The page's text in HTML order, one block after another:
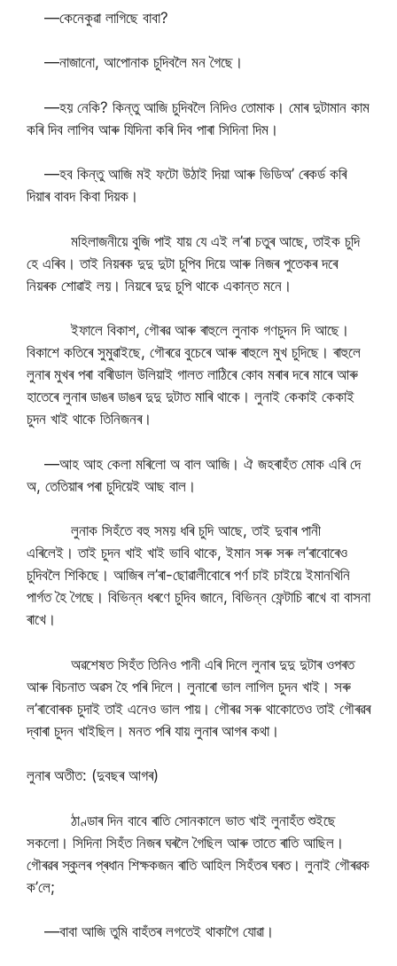
—কেনেকুৱা লাগিছে বাবা?
—নাজানো, আপোনাক চুদিবলৈ মন গৈছে।
—হয় নেকি? কিন্তু আজি চুদিবলৈ নিদিও তোমাক। মোৰ দুটামান কাম
কৰি দিব লাগিব আৰু যিদিনা কৰি দিব পাৰা সিদিনা দিম।
—হব কিন্তু আজি মই ফটো উঠাই দিয়া আৰু ভিডিঅ’ ৰেকৰ্ড কৰি
দিয়াৰ বাবদ কিবা দিয়ক।
মহিলাজনীয়ে বুজি পাই যায় যে এই ল’ৰা চতুৰ আছে, তাইক চুদি
হে এৰিব। তাই নিয়ৰক দুদু দুটা চুপিব দিয়ে আৰু নিজৰ পুতেকৰ দৰে
নিয়ৰক শোৱাই লয়। নিয়ৰে দুদু চুপি থাকে একান্ত মনে।
ইফালে বিকাশ, গৌৰৱ আৰু ৰাহুলে লুনাক গণচুদন দি আছে।
বিকাশে কতিৰে সুমুৱাইছে, গৌৰৱে বুচেৰে আৰু ৰাহুলে মুখ চুদিছে। ৰাহুলে
লুনাৰ মুখৰ পৰা বাৰীডাল উলিয়াই গালত লাঠিৰে কোব মৰাৰ দৰে মাৰে আৰু
হাতেৰে লুনাৰ ডাঙৰ ডাঙৰ দুদু দুটাত মাৰি থাকে। লুনাই কেকাই কেকাই
চুদন খাই থাকে তিনিজনৰ।
—আহ আহ কেলা মৰিলো অ বাল আজি। ঐ জহৰাহঁত মোক এৰি দে
অ, তেতিয়াৰ পৰা চুদিয়েই আছ বাল।
লুনাক সিহঁতে বহু সময় ধৰি চুদি আছে, তাই দুবাৰ পানী
এৰিলেই। তাই চুদন খাই খাই ভাবি থাকে, ইমান সৰু সৰু ল’ৰাবোৰেও
চুদিবলৈ শিকিছে। আজিৰ ল’ৰা-ছোৱালীবোৰে পৰ্ণ চাই চাইয়ে ইমানখিনি
পাৰ্গত হৈ গৈছে। বিভিন্ন ধৰণে চুদিব জানে, বিভিন্ন ফেন্টাচি ৰাখে বা বাসনা
ৰাখে।
অৱশেষত সিহঁত তিনিও পানী এৰি দিলে লুনাৰ দুদু দুটাৰ ওপৰত
আৰু বিচনাত অৱস হৈ পৰি দিলে। লুনাৰো ভাল লাগিল চুদন খাই। সৰু
ল’ৰাবোৰক চুদাই তাই এনেও ভাল পায়। গৌৰৱ সৰু থাকোতেও তাই গৌৰৱৰ
দ্বাৰা চুদন খাইছিল। মনত পৰি যায় লুনাৰ আগৰ কথা।
লুনাৰ অতীত: (দুবছৰ আগৰ)
ঠাণ্ডাৰ দিন বাবে ৰাতি সোনকালে ভাত খাই লুনাহঁত শুইছে
সকলো। সিদিনা সিহঁত নিজৰ ঘৰলৈ গৈছিল আৰু তাতে ৰাতি আছিল।
গৌৰৱৰ স্কুলৰ প্ৰধান শিক্ষকজন ৰাতি আহিল সিহঁতৰ ঘৰত। লুনাই গৌৰৱক
ক’লে;
—বাবা আজি তুমি বাহঁতৰ লগতেই থাকাগৈ যোৱা।